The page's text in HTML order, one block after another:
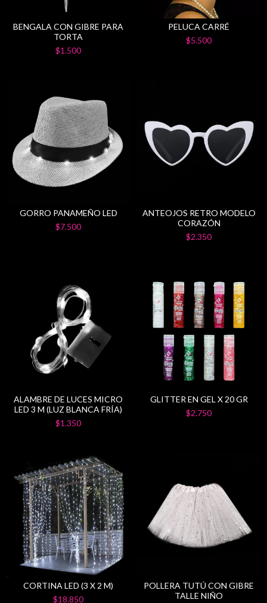
BENGALA CON GIBRE PARA
TORTA
$1.500
PELUCA CARRÉ
$5.500
GORRO PANAMEÑO LED
$7.500
ANTEOJOS RETRO MODELO
CORAZÓN
$2.350
ALAMBRE DE LUCES MICRO
LED 3 M (LUZ BLANCA FRÍA)
$1.350
GLITTER EN GEL X 20 GR
$2.750
CORTINA LED (3 X 2 M)
$18.850
POLLERA TUTÚ CON GIBRE
TALLE NIÑO